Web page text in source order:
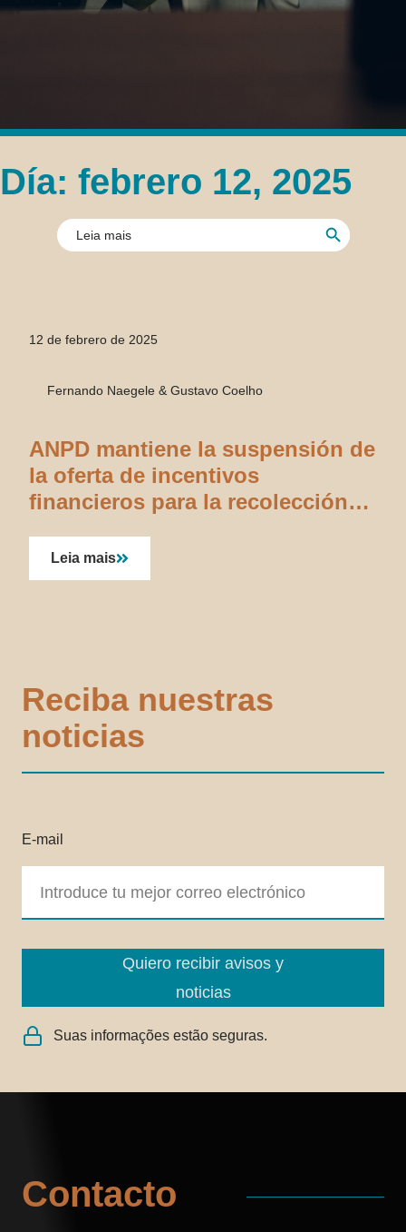
Día: febrero 12, 2025
Buscar: Botón de
12 de febrero de 2025
Fernando Naegele & Gustavo Coelho
ANPD mantiene la suspensión de
la oferta de incentivos
financieros para la recolección
Leia mais
Reciba nuestras
noticias
E-mail
Quiero recibir avisos y
noticias
Suas informações estão seguras.
Contacto